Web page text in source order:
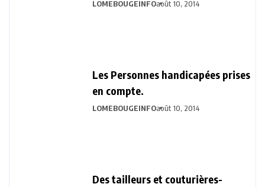
LOMEBOUGEINFOaoût 10, 2014
Les Personnes handicapées prises
en compte.
LOMEBOUGEINFOaoût 10, 2014
Des tailleurs et couturières-